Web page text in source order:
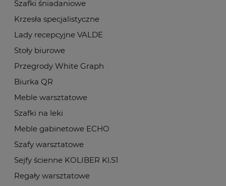
Szafki śniadaniowe
Krzesła specjalistyczne
Lady recepcyjne VALDE
Stoły biurowe
Przegrody White Graph
Biurka QR
Meble warsztatowe
Szafki na leki
Meble gabinetowe ECHO
Szafy warsztatowe
Sejfy ścienne KOLIBER Kl.S1
Regały warsztatowe